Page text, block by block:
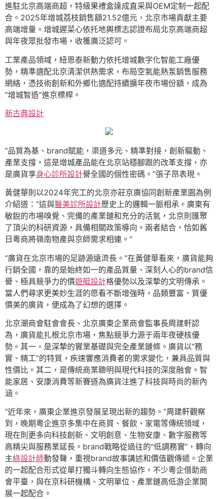
進駐北京高端商超，特級果禮盒達成直采與OEM定制一起配
合。2025年增城荔枝銷售額21.52億元，北京市場貢獻主要
高端增量。增城遲菜心依托地輿標志認證布局北京高端商超
與年夜眾批發市場，收獲廣泛認可。
工業產品領域，紐恩泰新動力依托增城數字化智能工廠優
勢，精準適配北京清潔供熱需求，布局空氣能熱泵銷售服務
網絡，憑技術創新和外鄉化適配持續擴年夜市場份額，成為
“增城智造”進京標桿。
新古典設計
“品質為基、brand賦能，渠道多元、精準對接，創新驅動、
產業支撐，這是增城產品能在北京站穩腳跟的改革支撐，亦
是廣貨享身心診所設計譽全國的個性密碼。”張子昂表現。
黃健華則以2024年完工的北京亦莊京廣協同創新產業園為例
介紹道：“這與醫美診所設計歷史上的邏輯一脈相承。廣東有
敏銳的市場嗅覺、完備的產業鏈和充分的活氣，北京則匯聚
了頂尖的科研資源，具備相關政策導向。兩者結合，恰如舊
日粵商將嶺南物產與京師需求相連。”
“廣貨在北京市場的足跡源遠流長。”在黃健華看來，廣貨能夠
行銷全國，靠的是始終如一的產品質量、深刻人心的brand信
譽、極具競爭力的價遊艇設計格優勢以及深摯的文明傳承。
當人們尋求更美妙生涯的愿看不斷增強時，品類豐富、質優
價美的廣貨，便成為了幻想的選擇。
北京潮商會駐會會長、北京廣東企業商會監事長周建軒認
為，廣貨能扎根北京市場，焦點競爭力源于兩年夜硬核優
勢。其一，是深摯的實業基礎與完全產業鏈條。廣貨以“務
實、精工”的特質，疾速響應消費者的需求變化，兼具品質與
性價比。其二，是傳統商業聰明與現代科技的深度融會。智
能家居、安康消費等新賽道為廣貨注進了科技與時尚的新內
涵。
“近年來，廣東企業進京發展呈現出新的趨勢。”周建軒觀察
到，晚期粵企進京多集中在商貿、餐飲、家電等傳統領域，
現在則更多向科技創新、文明創意、生物安康、數字服務等
高精尖與服務業延長。brand戰略從過往的“低調務實”，轉向
主綠設計師動發聲，重視brand故事講述和價值觀傳遞。企業
的一起配合形式從單打獨斗轉向生態協作，不少粵企借助商
會平臺，與在京科研機構、文明單位、產業鏈高低游企業開
展一起配合。